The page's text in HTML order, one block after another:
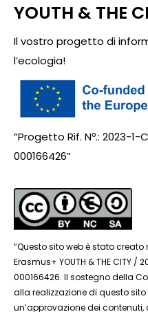
YOUTH & THE
Il vostro progetto di
l’ecologia!
“Progetto Rif. Nº.: 2023-1-
000166426”
“Questo sito web è stato
Erasmus+ YOUTH & THE CITY /
000166426. Il sostegno della
alla realizzazione di questo
un’approvazione dei contenuti,